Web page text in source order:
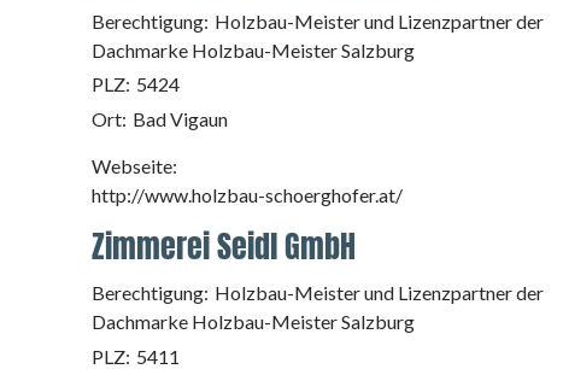
Berechtigung: Holzbau-Meister und Lizenzpartner der
Dachmarke Holzbau-Meister Salzburg
PLZ: 5424
Ort: Bad Vigaun
Webseite:
http://www.holzbau-schoerghofer.at/
Zimmerei Seidl GmbH
Berechtigung: Holzbau-Meister und Lizenzpartner der
Dachmarke Holzbau-Meister Salzburg
PLZ: 5411